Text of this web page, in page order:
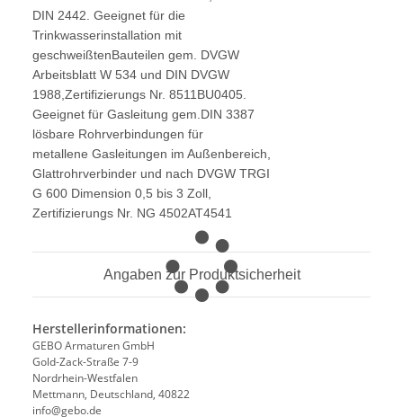
DIN 2442. Geeignet für die
Trinkwasserinstallation mit
geschweißtenBauteilen gem. DVGW
Arbeitsblatt W 534 und DIN DVGW
1988,Zertifizierungs Nr. 8511BU0405.
Geeignet für Gasleitung gem.DIN 3387
lösbare Rohrverbindungen für
metallene Gasleitungen im Außenbereich,
Glattrohrverbinder und nach DVGW TRGI
G 600 Dimension 0,5 bis 3 Zoll,
Zertifizierungs Nr. NG 4502AT4541
Angaben zur Produktsicherheit
Herstellerinformationen:
GEBO Armaturen GmbH
Gold-Zack-Straße 7-9
Nordrhein-Westfalen
Mettmann, Deutschland, 40822
info@gebo.de